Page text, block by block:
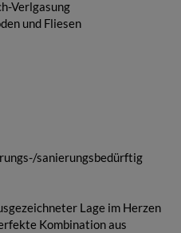
Verlgasung
und Fliesen
sanierungsbedürftig
Lage im Herzen
Kombination aus